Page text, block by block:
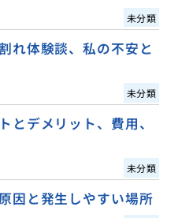
未分類
れ体験談、私の不安と
未分類
とデメリット、費用、
未分類
因と発生しやすい場所